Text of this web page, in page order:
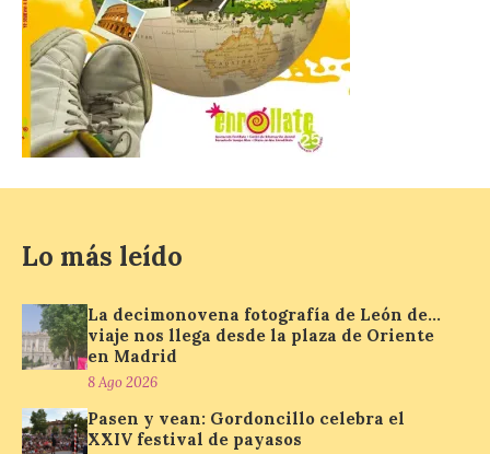
Los minerales y sus usos
más comunes centran la
nueva exposición del
Museo de la Siderurgia y
la Minería de Sabero
La exposición que se
de agosto a las doce y
media de la mañana,
durante la ‘Feria de
minerales, rocas y fósiles de Castilla y
León’, podrá visitarse hasta finales del
Lo más leído
La decimonovena fotografía de León de…
viaje nos llega desde la plaza de Oriente
en Madrid
8 Ago 2026
Pasen y vean: Gordoncillo celebra el
XXIV festival de payasos